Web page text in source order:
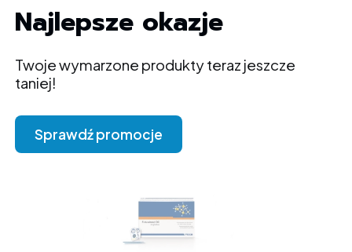
Najlepsze okazje
Twoje wymarzone produkty teraz jeszcze
taniej!
Sprawdź promocje